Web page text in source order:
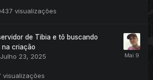
visualizações
de Tibia e tô buscando
na criação
Julho 23, 2025
visualizações